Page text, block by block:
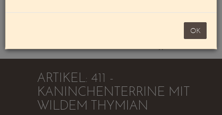
noch 100,00 €
Warenkorb
OK
ARTIKEL: 411 -
KANINCHENTERRINE MIT
WILDEM THYMIAN